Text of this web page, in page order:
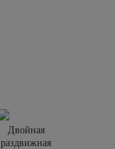
Двойная
раздвижная